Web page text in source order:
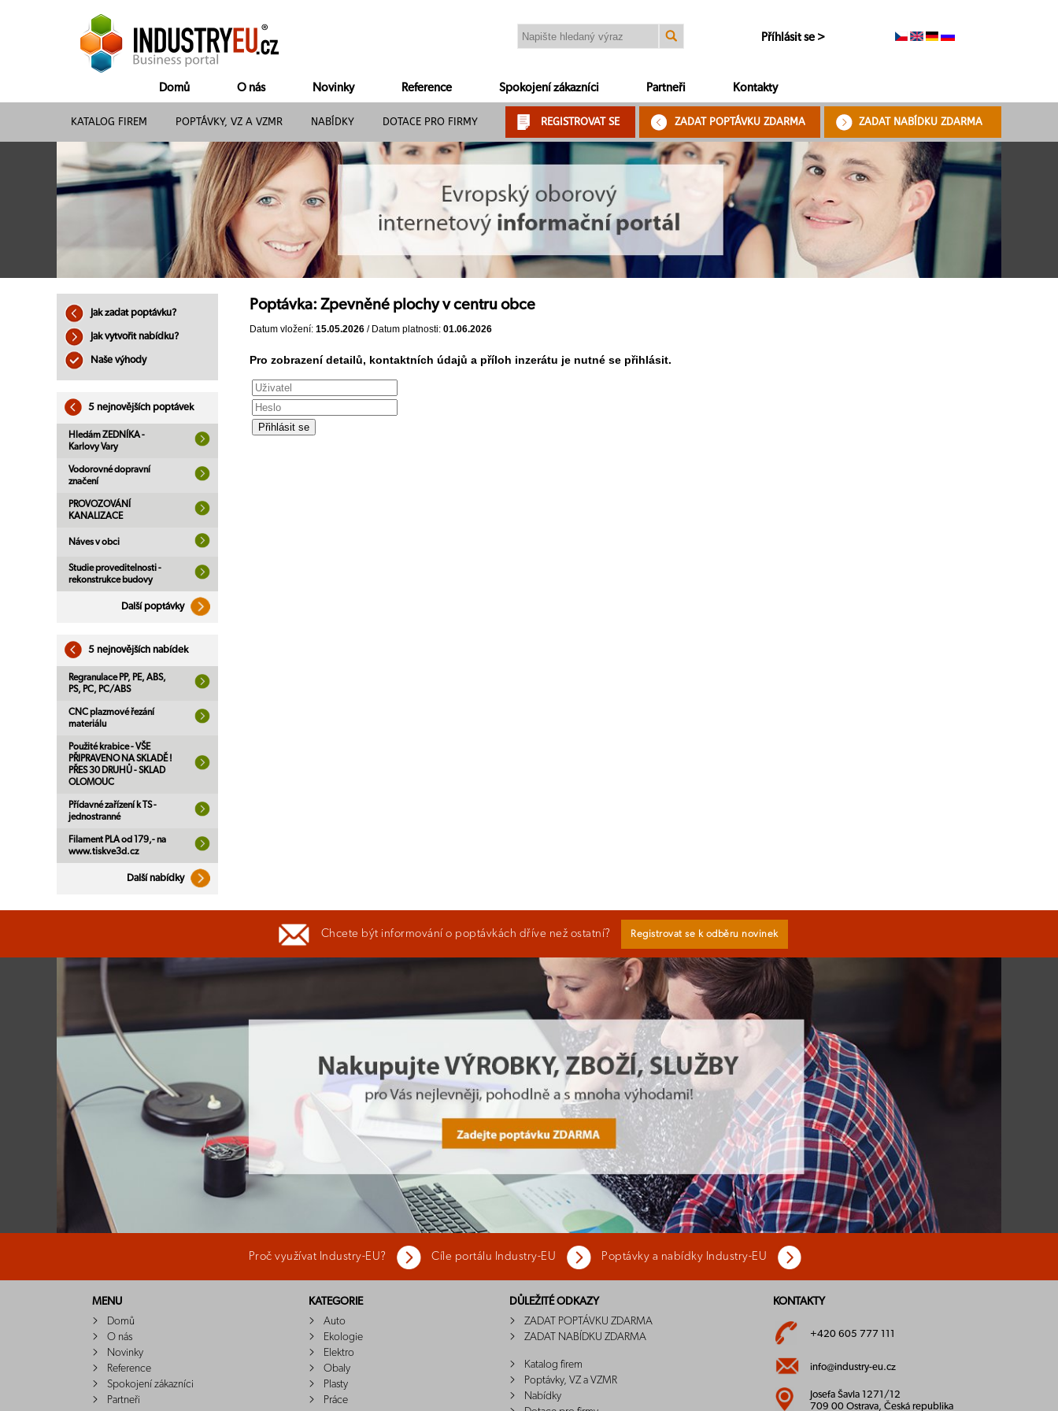
Příhlásit se >
Domů O nás Novinky Reference Spokojení zákazníci Partneři Kontakty
KATALOG FIREM POPTÁVKY, VZ A VZMR NABÍDKY DOTACE PRO FIRMY REGISTROVAT SE ZADAT POPTÁVKU ZDARMA ZADAT NABÍDKU ZDARMA
Jak zadat poptávku?
Jak vytvořit nabídku?
Naše výhody
5 nejnovějších poptávek
Hledám ZEDNÍKA -
Karlovy Vary
Vodorovné dopravní
značení
PROVOZOVÁNÍ
KANALIZACE
Náves v obci
Studie proveditelnosti -
rekonstrukce budovy
Další poptávky
5 nejnovějších nabídek
Regranulace PP, PE, ABS,
PS, PC, PC/ABS
CNC plazmové řezání
materiálu
Použité krabice - VŠE
PŘIPRAVENO NA SKLADĚ !
PŘES 30 DRUHŮ - SKLAD
OLOMOUC
Přídavné zařízení k TS -
jednostranné
Filament PLA od 179,- na
www.tiskve3d.cz
Další nabídky
Poptávka: Zpevněné plochy v centru obce
Datum vložení: 15.05.2026 / Datum platnosti: 01.06.2026
Pro zobrazení detailů, kontaktních údajů a příloh inzerátu je nutné se přihlásit.
Chcete být informování o poptávkách dříve než ostatní? Registrovat se k odběru novinek
Proč využívat Industry-EU? Cíle portálu Industry-EU Poptávky a nabídky Industry-EU
MENU
Domů
O nás
Novinky
Reference
Spokojení zákazníci
Partneři
KATEGORIE
Auto
Ekologie
Elektro
Obaly
Plasty
Práce
DŮLEŽITÉ ODKAZY
ZADAT POPTÁVKU ZDARMA
ZADAT NABÍDKU ZDARMA
Katalog firem
Poptávky, VZ a VZMR
Nabídky
KONTAKTY
+420 605 777 111
info@industry-eu.cz
Josefa Šavla 1271/12
709 00 Ostrava, Česká republika